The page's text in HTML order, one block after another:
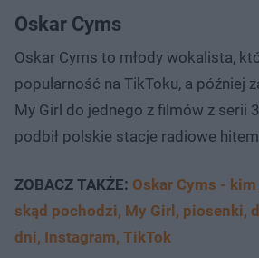
Oskar Cyms
Oskar Cyms to młody wokalista,
popularność na TikToku, a później
My Girl do jednego z filmów z serii
podbił polskie stacje radiowe
ZOBACZ TAKŻE: Oskar Cyms -
skąd pochodzi, My Girl, piosenki,
dni, Instagram, TikTok